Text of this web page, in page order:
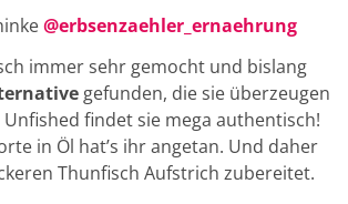
@erbsenzaehler_ernaehrung
immer sehr gemocht und bislang
gefunden, die sie überzeugen
findet sie mega authentisch!
in Öl hat’s ihr angetan. Und daher
Thunfisch Aufstrich zubereitet.